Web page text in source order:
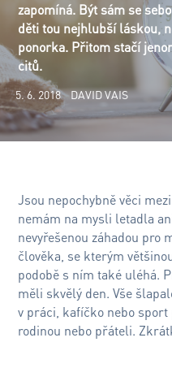
zapomíná. Být sám se
děti tou nejhlubší láskou,
ponorka. Přitom stačí
citů.
5. 6. 2018 DAVID VAIS
Jsou nepochybně věci
nemám na mysli letadla
nevyřešenou záhadou pro
člověka, se kterým
podobě s ním také uléhá.
měli skvělý den. Vše
v práci, kafíčko nebo sport
rodinou nebo přáteli.